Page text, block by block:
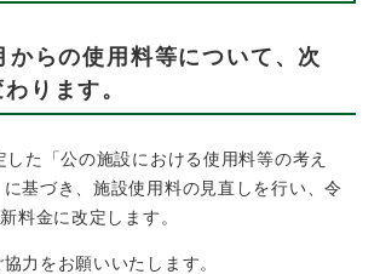
からの使用料等について、次
ります。
た「公の施設における使用料等の考え
基づき、施設使用料の見直しを行い、令
料金に改定します。
力をお願いいたします。